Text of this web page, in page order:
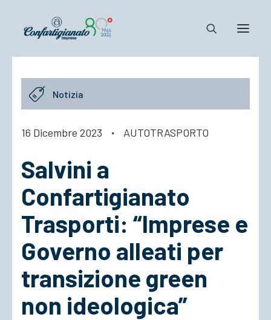
Notizie e Documenti
Confartigianato
Cosa Facciamo
ACCEDI
Notizia
16 Dicembre 2023 · AUTOTRASPORTO
Salvini a
Confartigianato
Trasporti: “Imprese e
Governo alleati per
transizione green
non ideologica”